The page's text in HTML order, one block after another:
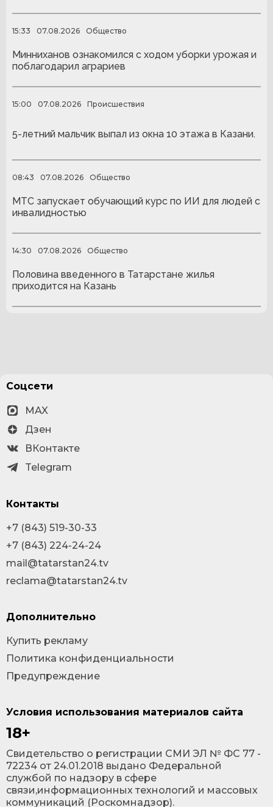
15:33 07.08.2026 Общество
Минниханов ознакомился с ходом уборки урожая и
поблагодарил аграриев
15:00 07.08.2026 Происшествия
5-летний мальчик выпал из окна 10 этажа в Казани.
08:43 07.08.2026 Общество
МТС запускает обучающий курс по ИИ для людей с
инвалидностью
14:30 07.08.2026 Общество
Половина введенного в Татарстане жилья
приходится на Казань
Условия использования материалов сайта
18+
Cвидетельство о регистрации СМИ ЭЛ № ФС 77 -
72234 от 24.01.2018 выдано Федеральной
службой по надзору в сфере
связи,информационных технологий и массовых
коммуникаций (Роскомнадзор).
Соцсети
MAX
Дзен
ВКонтакте
Telegram
Контакты
+7 (843) 519-30-33
+7 (843) 224-24-24
mail@tatarstan24.tv
reclama@tatarstan24.tv
Дополнительно
Купить рекламу
Политика конфиденциальности
Предупреждение